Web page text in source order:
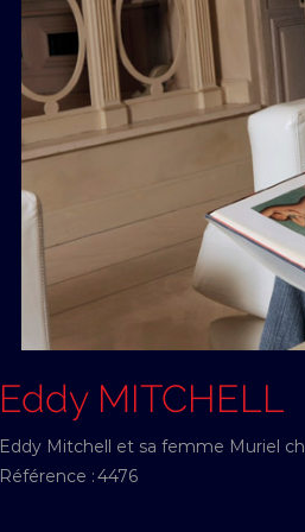
Eddy MITCHELL
Eddy Mitchell et sa femme Muriel
Référence :4476